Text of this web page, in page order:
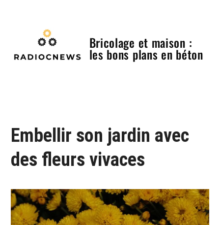
Bricolage et maison :
les bons plans en béton
Embellir son jardin avec
des fleurs vivaces